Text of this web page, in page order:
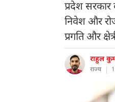
प्रदेश सरकार
निवेश और
प्रगति और
राहुल
राज्य